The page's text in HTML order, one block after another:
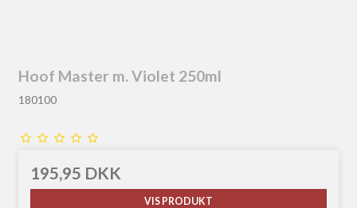
Hoof Master m. Violet 250ml
180100
195,95 DKK
VIS PRODUKT